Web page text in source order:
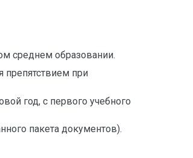
среднем образовании.
препятствием при
год, с первого учебного
пакета документов).